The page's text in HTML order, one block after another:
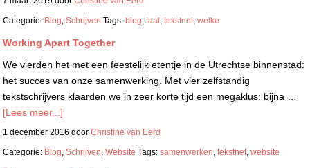
Categorie: Blog,Schrijven Tags: blog,taal ,tekstnet,welke
Working Apart Together
We vierden het met een feestelijk etentje in de Utrechtse binnenstad:
het succes van onze samenwerking. Met vier zelfstandig
tekstschrijvers klaarden we in zeer korte tijd een megaklus: bijna …
[Lees meer...]
1 december 2016 doorChristine van Eerd
Categorie: Blog,Schrijven,Website Tags:samenwerken,tekstnet,website